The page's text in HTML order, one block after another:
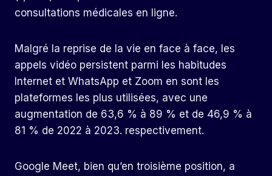
consultations médicales en ligne.
Malgré la reprise de la vie en face à face, les
appels vidéo persistent parmi les habitudes
Internet et WhatsApp et Zoom en sont les
plateformes les plus utilisées, avec une
augmentation de 63,6 % à 89 % et de 46,9 % à
81 % de 2022 à 2023. respectivement.
Google Meet, bien qu’en troisième position, a